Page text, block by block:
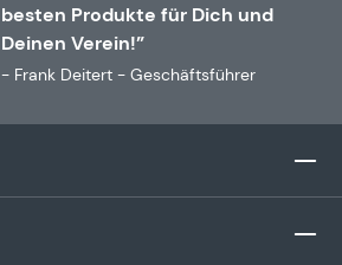
besten Produkte für Dich und
Deinen Verein!”
- Frank Deitert - Geschäftsführer